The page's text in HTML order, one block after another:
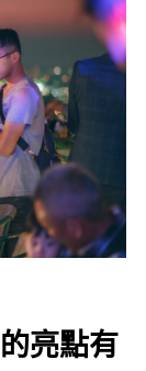
的亮點有